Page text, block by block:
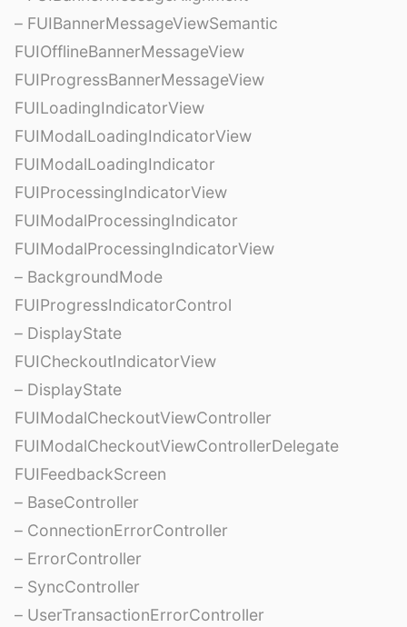
– FUIBannerMessageViewSemantic
FUIOfflineBannerMessageView
FUIProgressBannerMessageView
FUILoadingIndicatorView
FUIModalLoadingIndicatorView
FUIModalLoadingIndicator
FUIProcessingIndicatorView
FUIModalProcessingIndicator
FUIModalProcessingIndicatorView
– BackgroundMode
FUIProgressIndicatorControl
– DisplayState
FUICheckoutIndicatorView
– DisplayState
FUIModalCheckoutViewController
FUIModalCheckoutViewControllerDelegate
FUIFeedbackScreen
– BaseController
– ConnectionErrorController
– ErrorController
– SyncController
– UserTransactionErrorController